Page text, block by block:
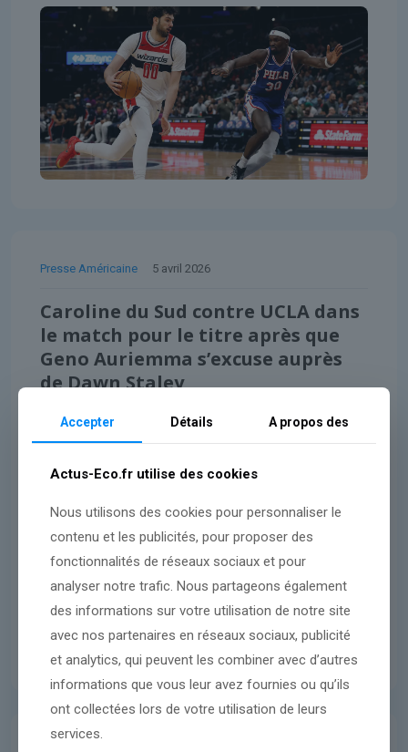
Presse Américaine 5 avril 2026
Caroline du Sud contre UCLA dans
le match pour le titre après que
Geno Auriemma s’excuse auprès
de Dawn Staley
Lire l'article
Accepter Détails A propos des
Actus-Eco.fr utilise des cookies
Nous utilisons des cookies pour personnaliser le
contenu et les publicités, pour proposer des
fonctionnalités de réseaux sociaux et pour
analyser notre trafic. Nous partageons également
des informations sur votre utilisation de notre site
avec nos partenaires en réseaux sociaux, publicité
et analytics, qui peuvent les combiner avec d’autres
informations que vous leur avez fournies ou qu’ils
ont collectées lors de votre utilisation de leurs
services.